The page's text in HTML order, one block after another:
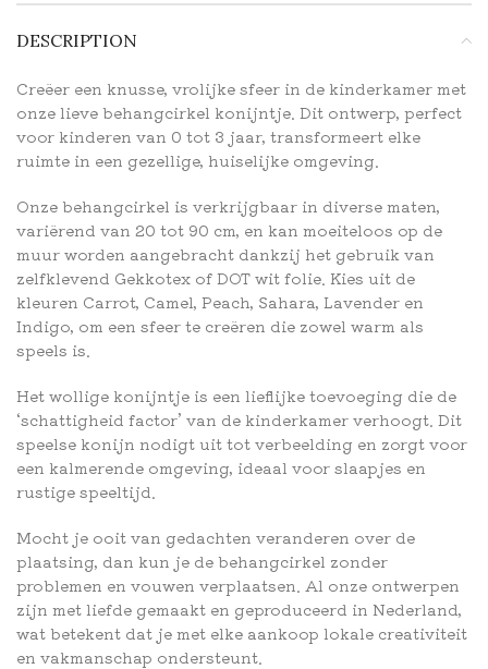
DESCRIPTION
Creëer een knusse, vrolijke sfeer in de kinderkamer met
onze lieve behangcirkel konijntje. Dit ontwerp, perfect
voor kinderen van 0 tot 3 jaar, transformeert elke
ruimte in een gezellige, huiselijke omgeving.
Onze behangcirkel is verkrijgbaar in diverse maten,
variërend van 20 tot 90 cm, en kan moeiteloos op de
muur worden aangebracht dankzij het gebruik van
zelfklevend Gekkotex of DOT wit folie. Kies uit de
kleuren Carrot, Camel, Peach, Sahara, Lavender en
Indigo, om een sfeer te creëren die zowel warm als
speels is.
Het wollige konijntje is een lieflijke toevoeging die de
‘schattigheid factor’ van de kinderkamer verhoogt. Dit
speelse konijn nodigt uit tot verbeelding en zorgt voor
een kalmerende omgeving, ideaal voor slaapjes en
rustige speeltijd.
Mocht je ooit van gedachten veranderen over de
plaatsing, dan kun je de behangcirkel zonder
problemen en vouwen verplaatsen. Al onze ontwerpen
zijn met liefde gemaakt en geproduceerd in Nederland,
wat betekent dat je met elke aankoop lokale creativiteit
en vakmanschap ondersteunt.